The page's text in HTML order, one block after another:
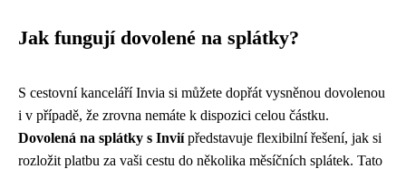
Jak fungují dovolené na splátky?
S cestovní kanceláří Invia si můžete dopřát vysněnou dovolenou
i v případě, že zrovna nemáte k dispozici celou částku.
Dovolená na splátky s Inviípředstavuje flexibilní řešení, jak si
rozložit platbu za vaši cestu do několika měsíčních splátek. Tato